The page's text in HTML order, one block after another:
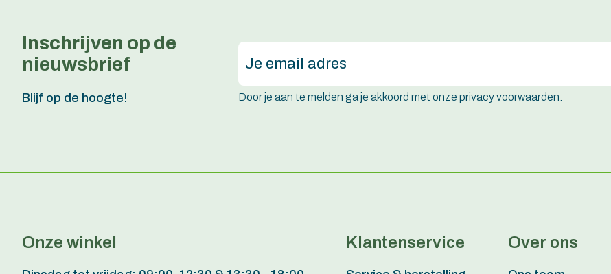
Inschrijven op de
nieuwsbrief
Blijf op de hoogte! Door je aan te melden ga je akkoord met onze privacy voorwaarden.
Onze winkel Klantenservice Over ons